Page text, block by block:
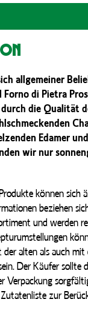
allgemeiner
Forno di Pietra
die Qualität
Edamer
wir nur
können sich
beziehen
und werden
alten als auch mit
Der Käufer sollte
Verpackung
zur